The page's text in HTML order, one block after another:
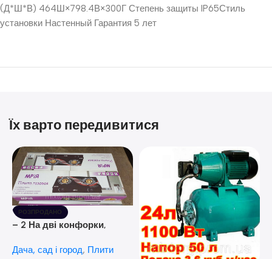
(Д*Ш*В) 464Ш×798.4В×300Г Степень защиты IP65Стиль
установки Настенный Гарантия 5 лет
Їх варто передивитися
РОЗПРОДАНО
– 2 На дві конфорки,
розпалюванням.
Дача, сад і город, Плити